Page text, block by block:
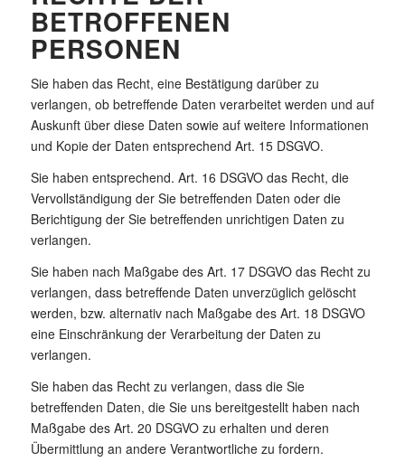
BETROFFENEN
PERSONEN
Sie haben das Recht, eine Bestätigung darüber zu
verlangen, ob betreffende Daten verarbeitet werden und auf
Auskunft über diese Daten sowie auf weitere Informationen
und Kopie der Daten entsprechend Art. 15 DSGVO.
Sie haben entsprechend. Art. 16 DSGVO das Recht, die
Vervollständigung der Sie betreffenden Daten oder die
Berichtigung der Sie betreffenden unrichtigen Daten zu
verlangen.
Sie haben nach Maßgabe des Art. 17 DSGVO das Recht zu
verlangen, dass betreffende Daten unverzüglich gelöscht
werden, bzw. alternativ nach Maßgabe des Art. 18 DSGVO
eine Einschränkung der Verarbeitung der Daten zu
verlangen.
Sie haben das Recht zu verlangen, dass die Sie
betreffenden Daten, die Sie uns bereitgestellt haben nach
Maßgabe des Art. 20 DSGVO zu erhalten und deren
Übermittlung an andere Verantwortliche zu fordern.